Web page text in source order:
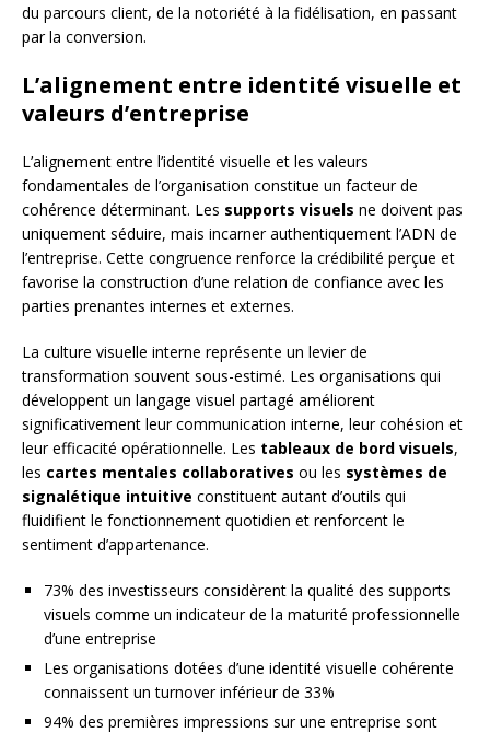
du parcours client, de la notoriété à la fidélisation, en passant
par la conversion.
L’alignement entre identité visuelle et
valeurs d’entreprise
L’alignement entre l’identité visuelle et les valeurs
fondamentales de l’organisation constitue un facteur de
cohérence déterminant. Les supports visuels ne doivent pas
uniquement séduire, mais incarner authentiquement l’ADN de
l’entreprise. Cette congruence renforce la crédibilité perçue et
favorise la construction d’une relation de confiance avec les
parties prenantes internes et externes.
La culture visuelle interne représente un levier de
transformation souvent sous-estimé. Les organisations qui
développent un langage visuel partagé améliorent
significativement leur communication interne, leur cohésion et
leur efficacité opérationnelle. Les tableaux de bord visuels,
les cartes mentales collaboratives ou les systèmes de
signalétique intuitive constituent autant d’outils qui
fluidifient le fonctionnement quotidien et renforcent le
sentiment d’appartenance.
73% des investisseurs considèrent la qualité des supports
visuels comme un indicateur de la maturité professionnelle
d’une entreprise
Les organisations dotées d’une identité visuelle cohérente
connaissent un turnover inférieur de 33%
94% des premières impressions sur une entreprise sont